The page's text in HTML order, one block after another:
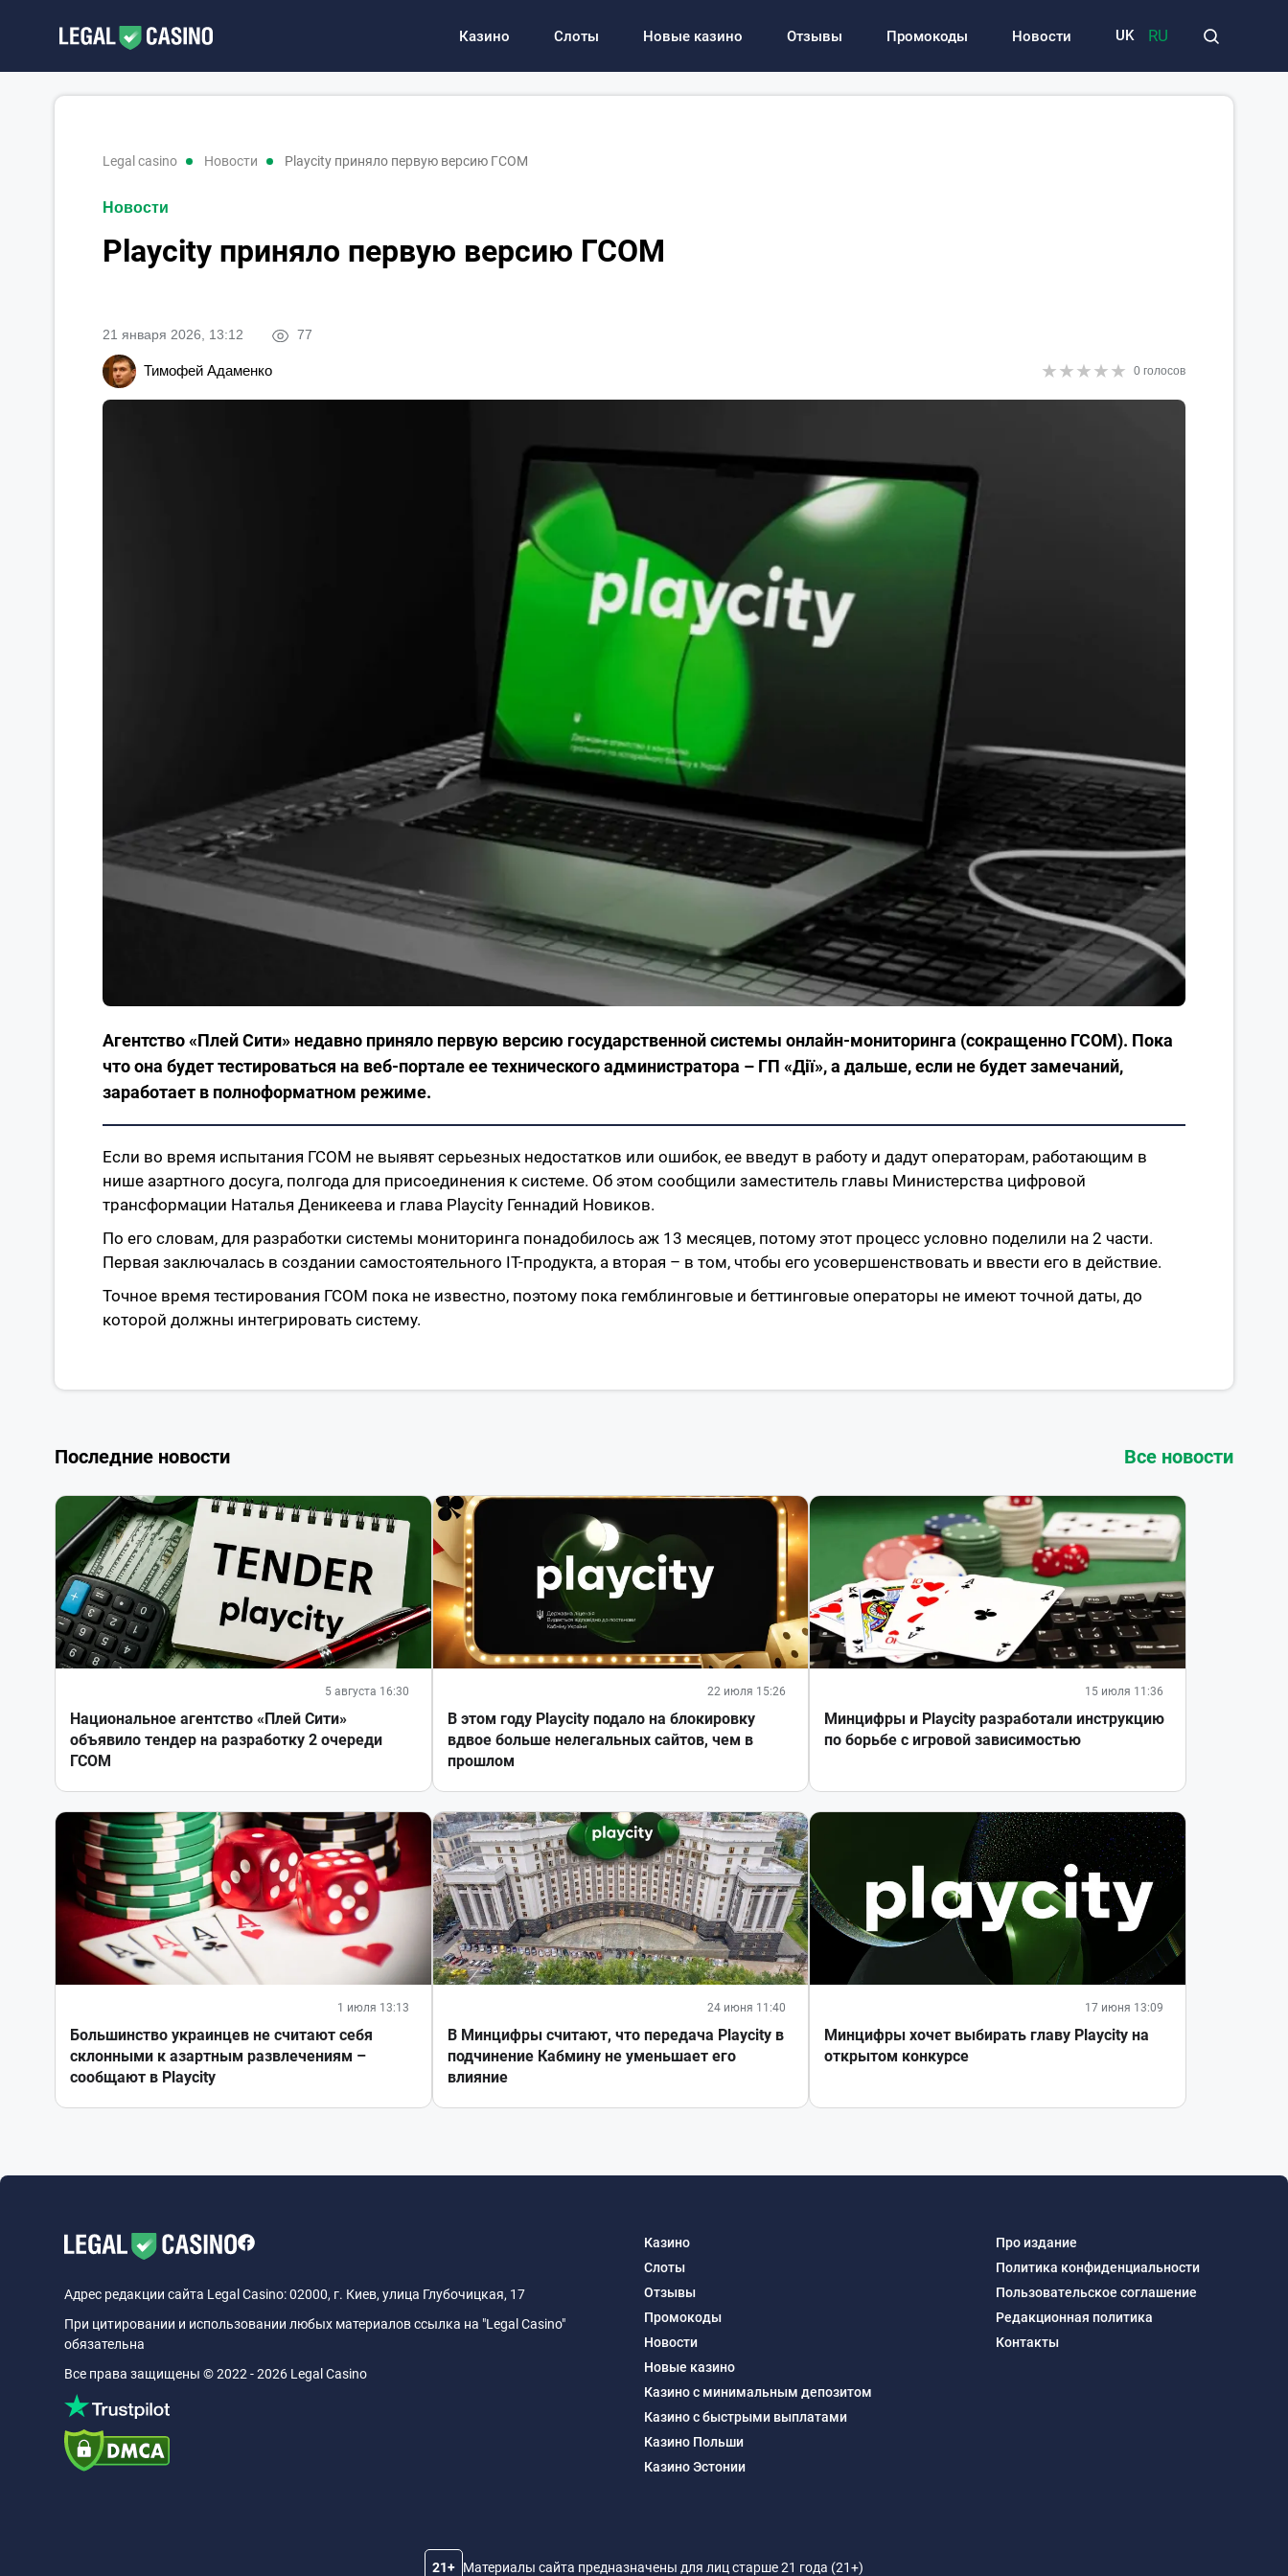
Казино Слоты Новые казино Отзывы Промокоды Новости UK RU
legal casino новости Playcity приняло первую версию ГСОМ
Новости
Playcity приняло первую версию ГСОМ
21 января 2026, 13:12 77
Тимофей Адаменко ★★★★★
★★★★★ 0 голосов
Агентство «Плей Сити» недавно приняло первую версию государственной системы онлайн-мониторинга (сокращенно ГСОМ). Пока
что она будет тестироваться на веб-портале ее технического администратора – ГП «Дії», а дальше, если не будет замечаний,
заработает в полноформатном режиме.
Если во время испытания ГСОМ не выявят серьезных недостатков или ошибок, ее введут в работу и дадут операторам, работающим в
нише азартного досуга, полгода для присоединения к системе. Об этом сообщили заместитель главы Министерства цифровой
трансформации Наталья Деникеева и глава Playcity Геннадий Новиков.
По его словам, для разработки системы мониторинга понадобилось аж 13 месяцев, потому этот процесс условно поделили на 2 части.
Первая заключалась в создании самостоятельного IT-продукта, а вторая – в том, чтобы его усовершенствовать и ввести его в действие.
Точное время тестирования ГСОМ пока не известно, поэтому пока гемблинговые и беттинговые операторы не имеют точной даты, до
которой должны интегрировать систему.
Последние новости Все новости
5 августа 16:30
Национальное агентство «Плей Сити»
объявило тендер на разработку 2 очереди
ГСОМ
22 июля 15:26
В этом году Playcity подало на блокировку
вдвое больше нелегальных сайтов, чем в
прошлом
15 июля 11:36
Минцифры и Playcity разработали инструкцию
по борьбе с игровой зависимостью
1 июля 13:13
Большинство украинцев не считают себя
склонными к азартным развлечениям –
сообщают в Playcity
24 июня 11:40
В Минцифры считают, что передача Playcity в
подчинение Кабмину не уменьшает его
влияние
17 июня 13:09
Минцифры хочет выбирать главу Playcity на
открытом конкурсе
Адрес редакции сайта Legal Casino: 02000, г. Киев, улица Глубочицкая, 17
При цитировании и использовании любых материалов ссылка на "Legal Casino"
обязательна
Все права защищены © 2022 - 2026 Legal Casino
Казино
Слоты
Отзывы
Промокоды
Новости
Новые казино
Казино с минимальным депозитом
Казино с быстрыми выплатами
Казино Польши
Казино Эстонии
Про издание
Политика конфиденциальности
Пользовательское соглашение
Редакционная политика
Контакты
21+ Материалы сайта предназначены для лиц старше 21 года (21+)